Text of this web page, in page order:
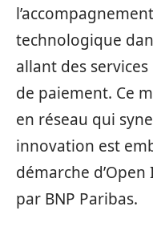
technologique
allant des
de paiement. Ce
en réseau qui
innovation est
démarche
par BNP Paribas.